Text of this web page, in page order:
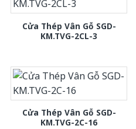
Cửa Thép Vân Gỗ SGD-
KM.TVG-2CL-3
Cửa Thép Vân Gỗ SGD-
KM.TVG-2C-16